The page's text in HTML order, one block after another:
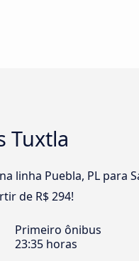
Tuxtla
linha Puebla, PL para
de R$ 294!
Primeiro ônibus
23:35 horas